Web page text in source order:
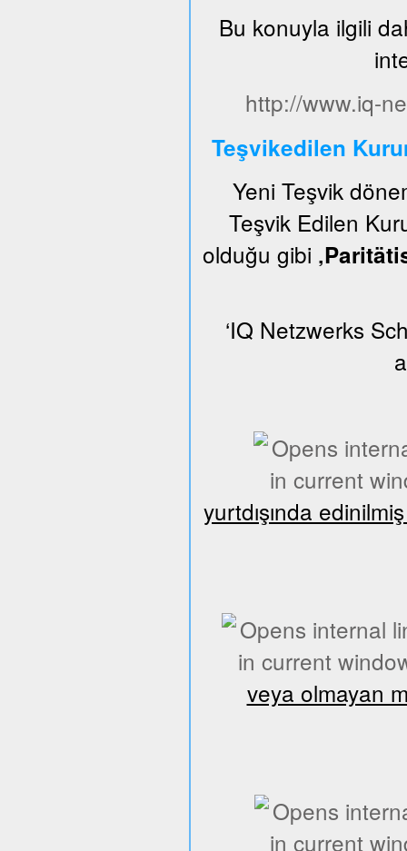
Bu konuyla ilgili
http://www.iq-
Teşvikedilen
Yeni Teşvik
Teşvik Edilen
olduğu gibi
‘IQ Netzwerks
yurtdışında
veya olmayan